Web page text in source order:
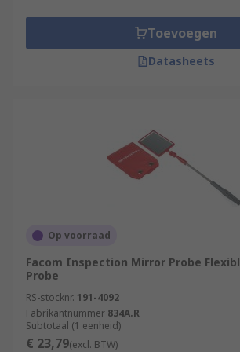
Toevoegen
Datasheets
Op voorraad
Facom Inspection Mirror Probe
Probe
RS-stocknr. 191-4092
Fabrikantnummer 834A.R
Subtotaal (1 eenheid)
€ 23,79(excl. BTW)